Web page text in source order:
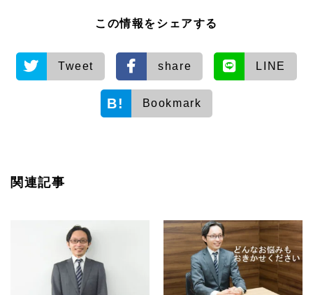
この情報をシェアする
Tweet share LINE
Bookmark
関連記事